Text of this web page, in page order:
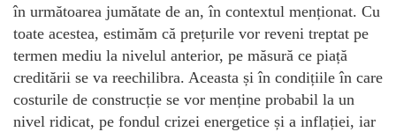
în următoarea jumătate de an, în contextul menționat. Cu
toate acestea, estimăm că prețurile vor reveni treptat pe
termen mediu la nivelul anterior, pe măsură ce piață
creditării se va reechilibra. Aceasta și în condițiile în care
costurile de construcție se vor menține probabil la un
nivel ridicat, pe fondul crizei energetice și a inflației, iar